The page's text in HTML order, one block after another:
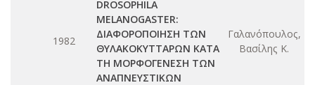
1982
DROSOPHILA
MELANOGASTER:
ΔΙΑΦΟΡΟΠΟΙΗΣΗ ΤΩΝ
ΘΥΛΑΚΟΚΥΤΤΑΡΩΝ ΚΑΤΑ
ΤΗ ΜΟΡΦΟΓΕΝΕΣΗ ΤΩΝ
ΑΝΑΠΝΕΥΣΤΙΚΩΝ
Γαλανόπουλος,
Βασίλης Κ.